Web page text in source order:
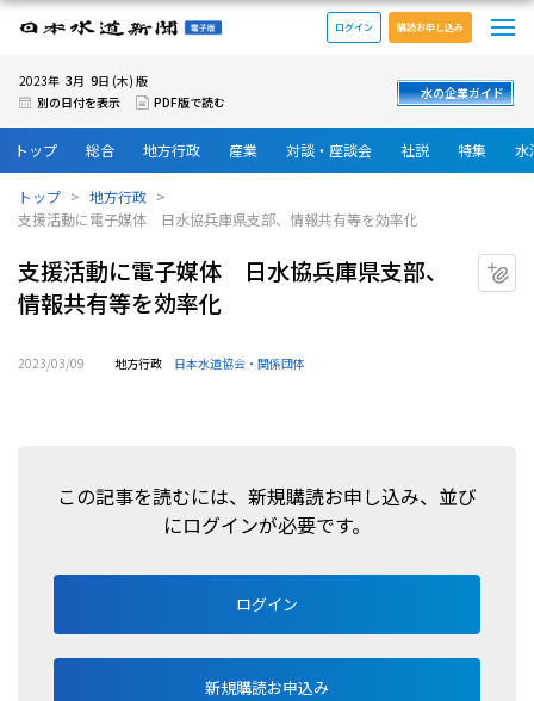
日本水道新聞 電子版
ログイン 購読お申し込み
2023年 3月 9日 (木) 版
別の日付を表示
PDF版で読む
水の企業ガイド
トップ 総合 地方行政 産業 対談・座談会 社説 特集 水
トップ
地方行政
支援活動に電子媒体 日水協兵庫県支部、情報共有等を効率化
支援活動に電子媒体 日水協兵庫県支部、
情報共有等を効率化
2023/03/09 地方行政 日本水道協会・関係団体
この記事を読むには、新規購読お申し込み、並び
にログインが必要です。
ログイン
新規購読お申込み